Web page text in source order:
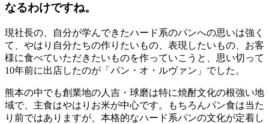
なるわけですね。
現社長の、自分が学んできたハード系のパンへの思いは強く
て、やはり自分たちの作りたいもの、表現したいもの、お客
様に食べていただきたいものを作っていこうと、思い切って
10年前に出店したのが「パン・オ・ルヴァン」でした。
熊本の中でも創業地の人吉・球磨は特に焼酎文化の根強い地
域で、主食はやはりお米が中心です。もちろんパン食は当た
り前ではありますが、本格的なハード系パンの文化が定着し